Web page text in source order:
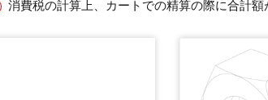
消費税の計算上、カートでの精算の際に合計額